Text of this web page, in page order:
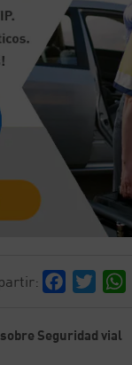
Facebook
Twitter
Seguridad vial